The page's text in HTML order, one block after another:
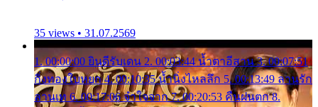
35 views • 31.07.2569
1. 00:00:00 ยินดีรับเดน 2. 00:03:44 น้ำตาอีสาน 3. 00:07:51
กิ่งทองใบหยก 4. 00:10:35 น้ำนิ่งไหลลึก 5. 00:13:49 ลานรัก
ลานเท 6. 00:17:06 จำใจจาก 7. 00:20:53 คืนฝนตก 8.